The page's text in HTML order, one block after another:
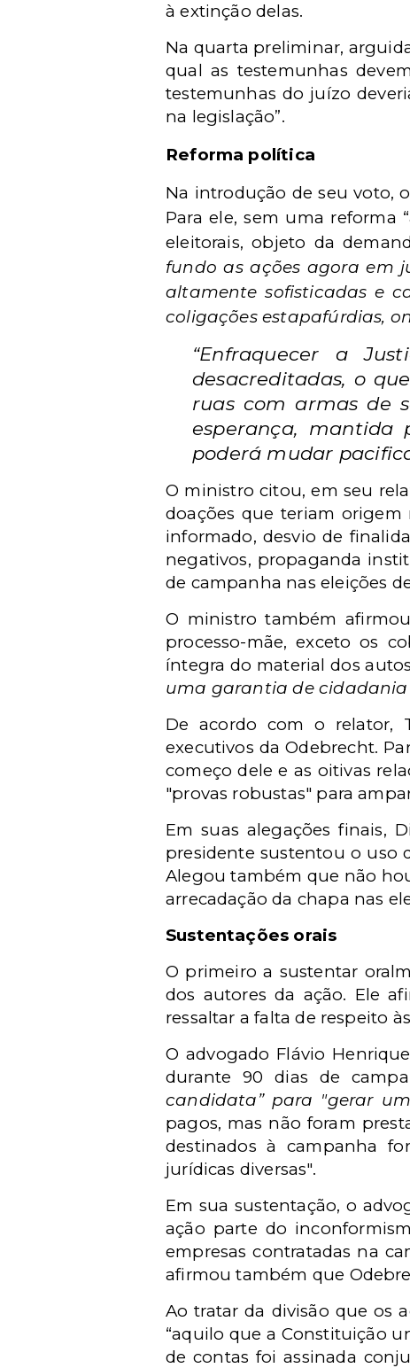
à extinção delas.
Na quarta preliminar,
qual as testemunhas
testemunhas do juízo
na legislação”.
Reforma política
Na introdução de seu voto,
Para ele, sem uma reforma
eleitorais, objeto da
fundo as ações agora em
altamente sofisticadas e
coligações estapafúrdias,
“Enfraquecer a
desacreditadas, o
ruas com armas de
esperança,
poderá mudar
O ministro citou, em seu
doações que teriam origem
informado, desvio de
negativos, propaganda
de campanha nas eleições
O ministro também
processo-mãe, exceto os
íntegra do material dos
uma garantia de
De acordo com o relator,
executivos da Odebrecht.
começo dele e as oitivas
"provas robustas" para
Em suas alegações finais,
presidente sustentou o uso
Alegou também que não
arrecadação da chapa nas
Sustentações orais
O primeiro a sustentar
dos autores da ação. Ele
ressaltar a falta de respeito
O advogado Flávio
durante 90 dias de
candidata” para "gerar
pagos, mas não foram
destinados à campanha
jurídicas diversas".
Em sua sustentação, o
ação parte do
empresas contratadas na
afirmou também que
Ao tratar da divisão que os
“aquilo que a Constituição
de contas foi assinada